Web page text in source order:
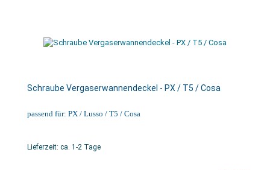
Schraube Vergaserwannendeckel - PX / T5 / Cosa
passend für: PX / Lusso / T5 / Cosa
Lieferzeit: ca. 1-2 Tage